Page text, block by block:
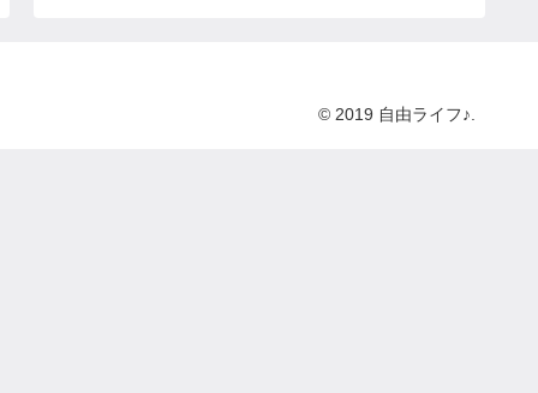
© 2019 自由ライフ♪.